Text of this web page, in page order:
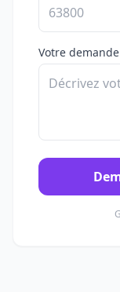
Votre demande